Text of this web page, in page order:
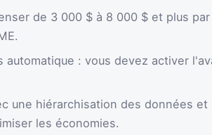
de 3 000 $ à 8 000 $ et plus par
automatique : vous devez activer
une hiérarchisation des données
les économies.